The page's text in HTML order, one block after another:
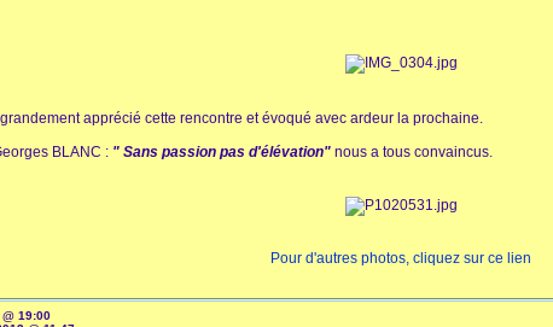
apprécié cette rencontre et évoqué avec ardeur la prochaine.
BLANC : " Sans passion pas d'élévation" nous a tous convaincus.
Pour d'autres photos, cliquez sur ce lien
19:00